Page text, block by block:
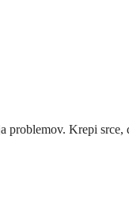
problemov. Krepi